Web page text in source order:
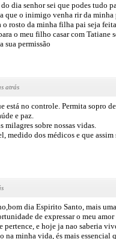
dia senhor sei que podes tudo
que o inimigo venha rir da
o rosto da minha filha pai seja
o meu filho casar com
sua permissão
atrás
está no controle. Permita sopro
e paz.
milagres sobre nossas vidas.
medido dos médicos e que assim
dia Espirito Santo, mais
de expressar o meu
pertence, e hoje ja nao saberia
na minha vida, és mais essencial